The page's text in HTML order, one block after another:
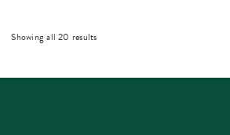
Showing all 20 resultsSorted